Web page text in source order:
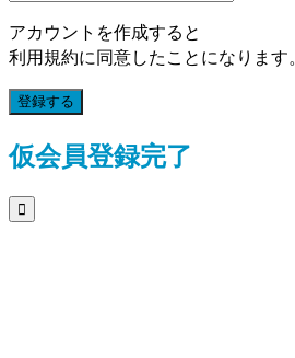
アカウントを作成すると
利用規約に同意したことになります。
登録する
仮会員登録完了
